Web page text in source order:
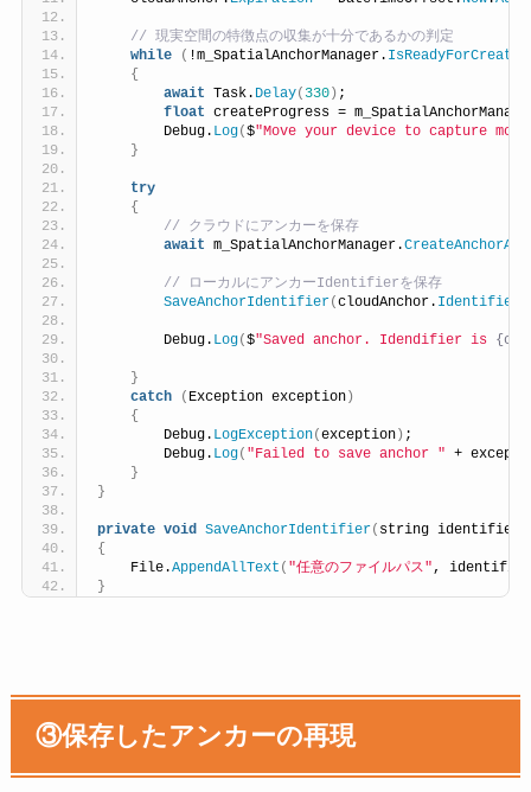
// 現実空間の特徴点の収集が十分であるかの判定
while
( !m_SpatialAnchorManager. IsReadyForCreate
{
await Task. Delay( 330) ;
float createProgress =
        Debug.
Log($"Move your device to capture
}
try
{
// クラウドにアンカーを保存
await m_SpatialAnchorManager.
// ローカルにアンカーIdentifierを保存
SaveAnchorIdentifier(cloudAnchor. Identifier
        Debug.
Log($"Saved anchor. Idendifier is
}
catch
( Exception exception)
{
        Debug.
LogException(exception) ;
        Debug.
Log( "Failed to save anchor " +
}
}
private void SaveAnchorIdentifier( string identifier
{
    File.
AppendAllText ( "任意のファイルパス" , identifier
}
③保存したアンカーの再現